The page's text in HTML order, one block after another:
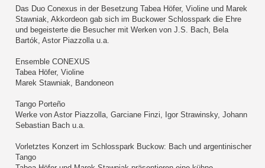
Das Duo Conexus in der Besetzung Tabea Höfer, Violine und Marek
Stawniak, Akkordeon gab sich im Buckower Schlosspark die Ehre
und begeisterte die Besucher mit Werken von J.S. Bach, Bela
Bartók, Astor Piazzolla u.a.
Ensemble CONEXUS
Tabea Höfer, Violine
Marek Stawniak, Bandoneon
Tango Porteño
Werke von Astor Piazzolla, Garciane Finzi, Igor Strawinsky, Johann
Sebastian Bach u.a.
Vorletztes Konzert im Schlosspark Buckow: Bach und argentinischer
Tango